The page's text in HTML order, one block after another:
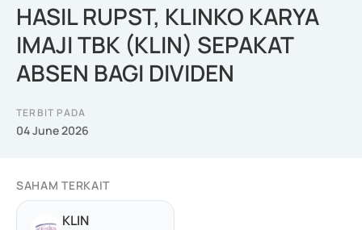
HASIL RUPST, KLINKO KARYA
IMAJI TBK (KLIN) SEPAKAT
ABSEN BAGI DIVIDEN
TERBIT PADA
04 June 2026
SAHAM TERKAIT
KLIN